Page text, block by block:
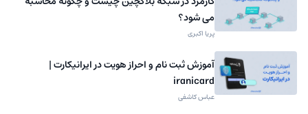
می شود؟
پریا اکبری
آموزش ثبت نام و احراز هویت در ایرانیکارت |
iranicard
عباس کاشفی